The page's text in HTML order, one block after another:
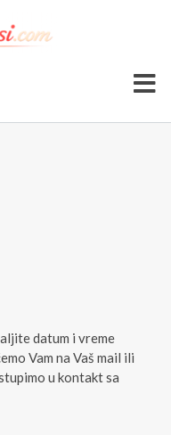
datum i vreme
Vam na Vaš mail ili
u kontakt sa